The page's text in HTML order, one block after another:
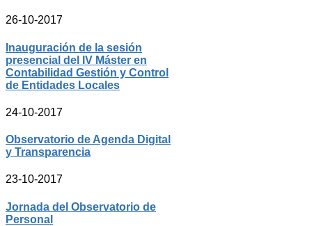
26-10-2017
Inauguración de la sesión
presencial del IV Máster en
Contabilidad Gestión y Control
de Entidades Locales
24-10-2017
Observatorio de Agenda Digital
y Transparencia
23-10-2017
Jornada del Observatorio de
Personal